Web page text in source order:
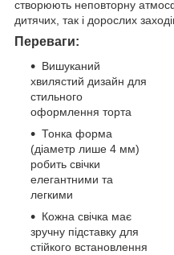
створюють неповторну
дитячих, так і дорослих
Переваги:
Вишуканий
хвилястий дизайн для
стильного
оформлення торта
Тонка форма
(діаметр лише 4 мм)
робить свічки
елегантними та
легкими
Кожна свічка має
зручну підставку для
стійкого встановлення